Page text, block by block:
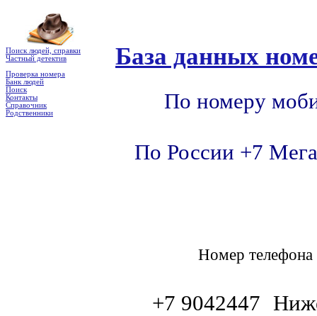
Поиск людей, справки
Частный детектив
Проверка номера
Банк людей
Поиск
Контакты
Справочник
Родственники
База данных
По номеру
По России +7
Номер
+7 9042447